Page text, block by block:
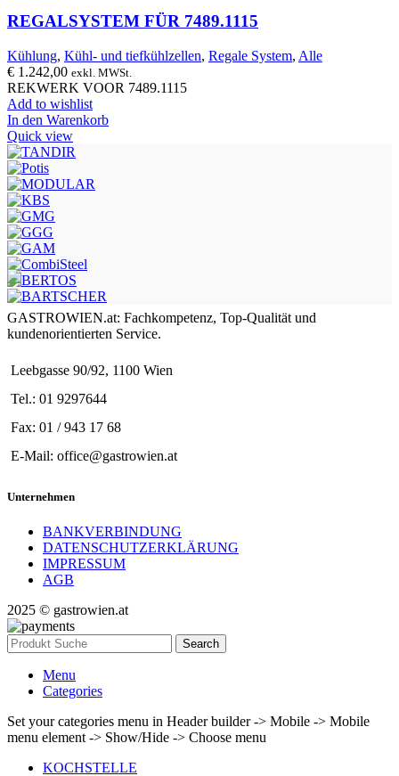
REGALSYSTEM FÜR 7489.1115
Kühlung, Kühl- und tiefkühlzellen, Regale System, Alle
€ 1.242,00 exkl. MWSt.
REKWERK VOOR 7489.1115
Add to wishlist
In den Warenkorb
Quick view
GASTROWIEN.at: Fachkompetenz, Top-Qualität und
kundenorientierten Service.
Leebgasse 90/92, 1100 Wien
Tel.: 01 9297644
Fax: 01 / 943 17 68
E-Mail: office@gastrowien.at
Unternehmen
BANKVERBINDUNG
DATENSCHUTZERKLÄRUNG
IMPRESSUM
AGB
2025 © gastrowien.at
Search
Menu
Categories
Set your categories menu in Header builder -> Mobile -> Mobile
menu element -> Show/Hide -> Choose menu
KOCHSTELLE